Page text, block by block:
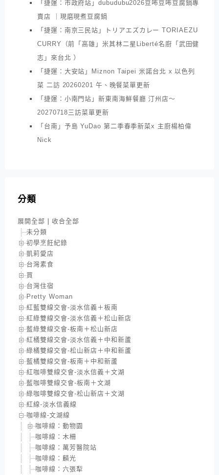
「捷運：市政府站」dubudubu2026豆咘豆咘豆腐鍋專
賣店 ｜現磨現煮豆腐鍋
「捷運：南京三民站」トリアエズカレー TORIAEZU
CURRY（前「高雄」米其林二星Liberté名廚「武田健
志」來台北 ）
「捷運：大安站」Miznon Taipei 米諾台北 x 以色列
菜 二訪 20260201 午、晚餐菜單更新
「捷運：小南門站」新東南海鮮餐廳 汀州店～
20270718三訪菜單更新
「台南」予島 YuDao 第二季春季新菜x 主廚楊柏偉
Nick
分類
展開全部
收合全部
未分類
初學烹飪紀錄
凱莉愛店
台灣素食
買
台灣住宿
Pretty Woman
紅藍雙線交會-淡水信義＋板南
紅綠雙線交會-淡水信義＋松山新店
藍綠雙線交會-板南＋松山新店
紅橘雙線交會-淡水信義＋中和新蘆
綠橘雙線交會-松山新店＋中和新蘆
藍橘雙線交會-板南＋中和新蘆
紅咖啡雙線交會-淡水信義＋文湖
藍咖啡雙線交會-板南＋文湖
綠咖啡雙線交會-松山新店＋文湖
紅線-淡水信義線
咖啡線-文湖線
咖啡線：動物園
咖啡線：木柵
咖啡線：萬芳醫院站
咖啡線：麟光
咖啡線：六張犁